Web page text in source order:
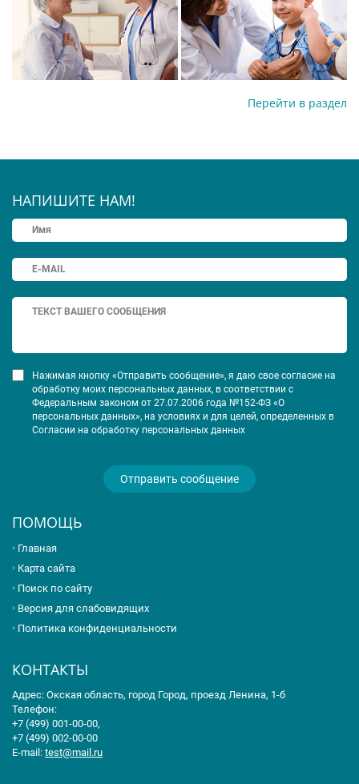
Перейти в раздел
НАПИШИТЕ НАМ!
Нажимая кнопку «Отправить сообщение», я даю свое согласие на
обработку моих персональных данных, в соответствии с
Федеральным законом от 27.07.2006 года №152-ФЗ «О
персональных данных», на условиях и для целей, определенных в
Согласии на обработку персональных данных
ПОМОЩЬ
Главная
Карта сайта
Поиск по сайту
Версия для слабовидящих
Политика конфиденциальности
КОНТАКТЫ
Адрес: Окская область, город Город, проезд Ленина, 1-б
Телефон:
+7 (499) 001-00-00,
+7 (499) 002-00-00
E-mail: test@mail.ru